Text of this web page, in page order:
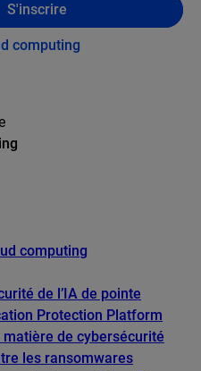
S'inscrire
computing
computing
de l’IA de pointe
Protection Platform
de cybersécurité
les ransomwares